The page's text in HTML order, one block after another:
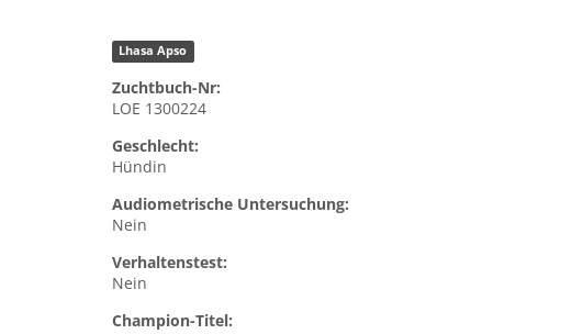
Lhasa Apso
Zuchtbuch-Nr:
LOE 1300224
Geschlecht:
Hündin
Audiometrische Untersuchung:
Nein
Verhaltenstest:
Nein
Champion-Titel: